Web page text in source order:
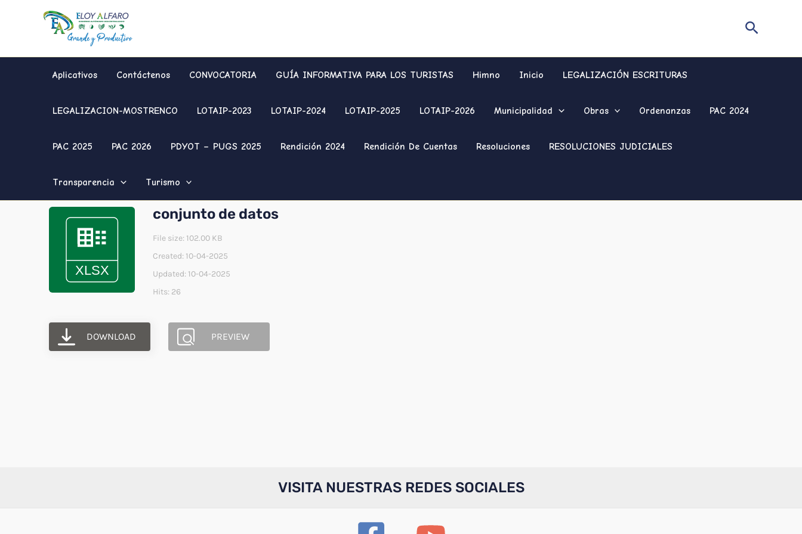
Buscar
Aplicativos Contáctenos CONVOCATORIA GUÍA INFORMATIVA PARA LOS TURISTAS Himno Inicio LEGALIZACIÓN ESCRITURAS
LEGALIZACION-MOSTRENCO LOTAIP-2023 LOTAIP-2024 LOTAIP-2025 LOTAIP-2026 Municipalidad Obras Ordenanzas PAC 2024
PAC 2025 PAC 2026 PDYOT – PUGS 2025 Rendición 2024 Rendición De Cuentas Resoluciones RESOLUCIONES JUDICIALES
Transparencia Turismo
conjunto de datos
File size: 102.00 KB
Created: 10-04-2025
Updated: 10-04-2025
Hits: 26
DOWNLOAD PREVIEW
VISITA NUESTRAS REDES SOCIALES